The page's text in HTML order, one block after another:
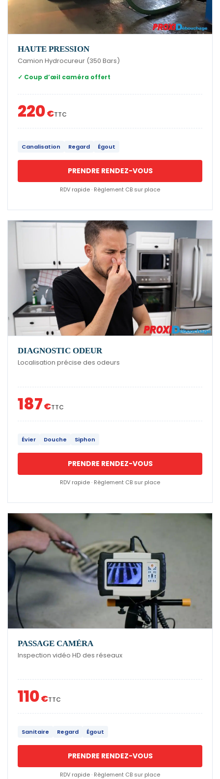
HAUTE PRESSION
Camion Hydrocureur (350 Bars)
✓ Coup d’œil caméra offert
220€TTC
Canalisation Regard Égout
PRENDRE RENDEZ-VOUS
RDV rapide · Règlement CB sur place
DIAGNOSTIC ODEUR
Localisation précise des odeurs
187€TTC
Évier Douche Siphon
PRENDRE RENDEZ-VOUS
RDV rapide · Règlement CB sur place
PASSAGE CAMÉRA
Inspection vidéo HD des réseaux
110€TTC
Sanitaire Regard Égout
PRENDRE RENDEZ-VOUS
RDV rapide · Règlement CB sur place